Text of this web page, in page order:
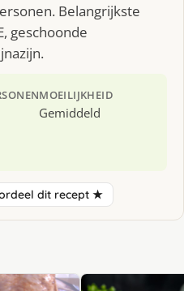
Belangrijkste
geschoonde
MOEILIJKHEID
Gemiddeld
dit recept ★